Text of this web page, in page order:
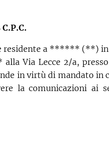
C.P.C.
a ****** (**) in
Lecce 2/a, presso
in virtù di mandato in
la comunicazioni ai